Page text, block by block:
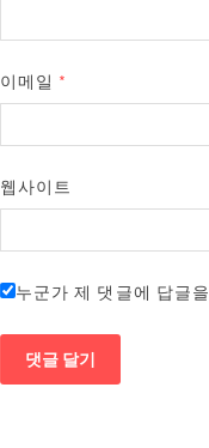
이메일 *
웹사이트
누군가 제 댓글에 답글